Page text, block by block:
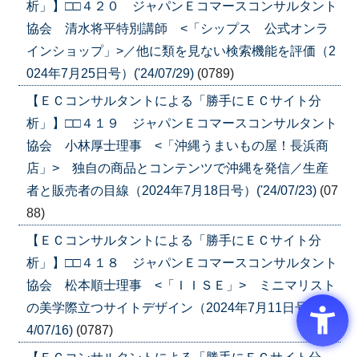
析」】□□４２０ ジャパンＥコマースコンサルタント
協会 清水将平特別講師 <「シップス 公式オンラ
インショップ」>／他に類を見ない検索機能を評価（2
024年7月25日号）('24/07/29) (0789)
【ＥＣコンサルタントによる「勝手にＥＣサイト分
析」】□□４１９ ジャパンＥコマースコンサルタント
協会 小林厚士理事 <「沖縄うまいもの屋！長浜商
店」> 独自の商品とコンテンツで沖縄を発信／生産
者と販売者の目線（2024年7月18日号）('24/07/23) (07
88)
【ＥＣコンサルタントによる「勝手にＥＣサイト分
析」】□□４１８ ジャパンＥコマースコンサルタント
協会 松本順士理事 <「ＩＩＳＥ」> ミニマリスト
の美学際立つサイトデザイン（2024年7月11日号）('2
4/07/16) (0787)